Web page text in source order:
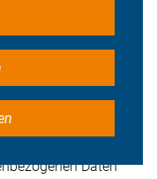
den
die Löschung der
verlangen.
der
eine der folgenden
Daten